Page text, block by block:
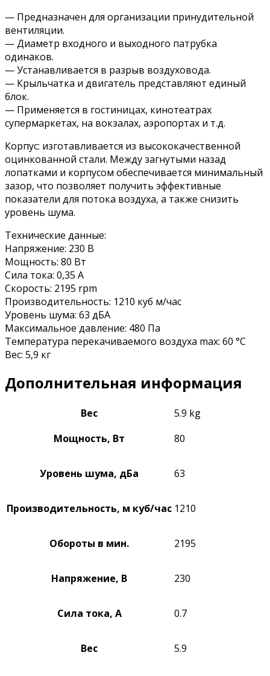
— Предназначен для организации принудительной
вентиляции.
— Диаметр входного и выходного патрубка
одинаков.
— Устанавливается в разрыв воздуховода.
— Крыльчатка и двигатель представляют единый
блок.
— Применяется в гостиницах, кинотеатрах
супермаркетах, на вокзалах, аэропортах и т.д.
Корпус: изготавливается из высококачественной
оцинкованной стали. Между загнутыми назад
лопатками и корпусом обеспечивается минимальный
зазор, что позволяет получить эффективные
показатели для потока воздуха, а также снизить
уровень шума.
Технические данные:
Напряжение: 230 В
Мощность: 80 Вт
Сила тока: 0,35 А
Скорость: 2195 rpm
Производительность: 1210 куб м/час
Уровень шума: 63 дБА
Максимальное давление: 480 Па
Температура перекачиваемого воздуха max: 60 °C
Вес: 5,9 кг
Дополнительная информация
Вес
5.9 kg
Мощность, Вт
80
Уровень шума, дБа 63
Производительность, м куб/час 1210
Обороты в мин. 2195
Напряжение, В 230
Сила тока, А 0.7
Вес 5.9